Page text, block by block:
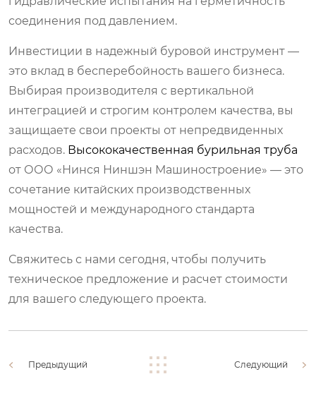
соединения под давлением.
Инвестиции в надежный буровой инструмент —
это вклад в бесперебойность вашего бизнеса.
Выбирая производителя с вертикальной
интеграцией и строгим контролем качества, вы
защищаете свои проекты от непредвиденных
расходов. Высококачественная бурильная труба
от ООО «Нинся Ниншэн Машиностроение» — это
сочетание китайских производственных
мощностей и международного стандарта
качества.
Свяжитесь с нами сегодня, чтобы получить
техническое предложение и расчет стоимости
для вашего следующего проекта.
Предыдущий Следующий